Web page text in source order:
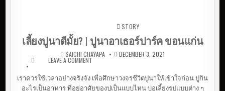
STORY
เลี้ยงปูนาดีมั้ย? | ปูนาอาเธอร์ปาร์ค ขอนแก่น
SAICHI CHAYAPA DECEMBER 3, 2021
LEAVE A COMMENTON เลี้ยงปูนาดีมั้ย? | ปูนาอาเธอร์ปาร์ค
เราควรใช้เวลาอย่างจริงจัง เพื่อศึกษาวงจรชีวิตปูนาให้เข้าใจก่อน ปูกิน
อะไรเป็นอาหาร ที่อยู่อาศัยของปูเป็นแบบไหน บ่อเลี้ยงรูปแบบต่าง ๆ